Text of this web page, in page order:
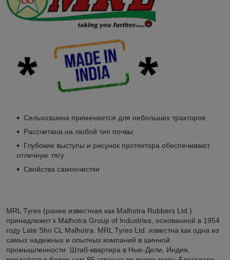
Сельхозшина применяется для небольших тракторов
Рассчитана на любой тип почвы
Глубокие выступы и рисунок протектора обеспечивают
отличную тягу
Свойства самоочистки
MRL Tyres (ранее известная как Malhotra Rubbers Ltd.)
принадлежит к Malhotra Group of Industries, основанной в 1954
году Late Shri CL Malhotra. MRL Tyres Ltd. известна как одна из
самых надежных и опытных компаний в шинной
промышленности. Штаб-квартира в Нью-Дели, Индия,